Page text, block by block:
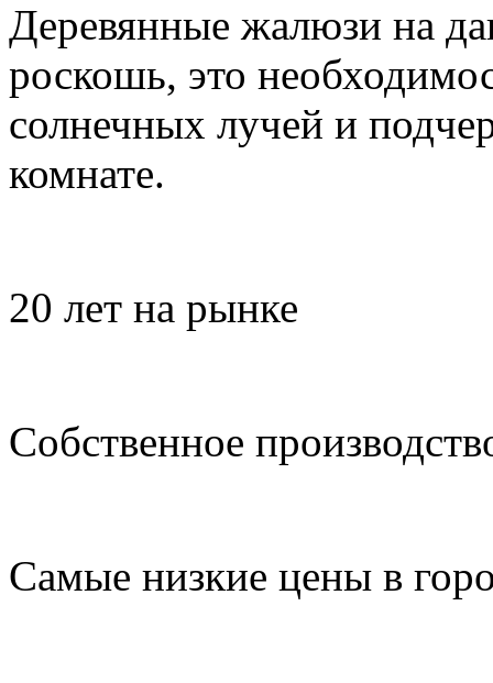
Деревянные жалюзи на
роскошь, это
солнечных лучей и
комнате.
20 лет на рынке
Собственное
Самые низкие цены в